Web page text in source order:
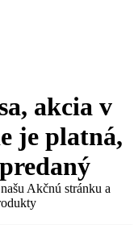
akcia v
je platná,
Akčnú stránku a